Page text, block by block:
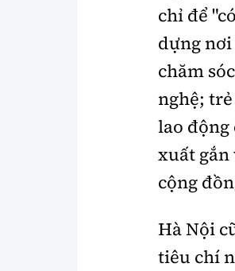
chỉ để
dựng
chăm
nghệ;
lao động
xuất gắn
cộng
Hà Nội
tiêu chí